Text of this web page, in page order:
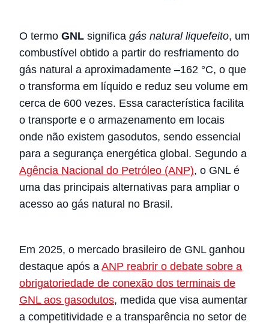
O termo GNL significa gás natural liquefeito, um
combustível obtido a partir do resfriamento do
gás natural a aproximadamente –162 °C, o que
o transforma em líquido e reduz seu volume em
cerca de 600 vezes. Essa característica facilita
o transporte e o armazenamento em locais
onde não existem gasodutos, sendo essencial
para a segurança energética global. Segundo a
Agência Nacional do Petróleo (ANP), o GNL é
uma das principais alternativas para ampliar o
acesso ao gás natural no Brasil.
Em 2025, o mercado brasileiro de GNL ganhou
destaque após a ANP reabrir o debate sobre a
obrigatoriedade de conexão dos terminais de
GNL aos gasodutos, medida que visa aumentar
a competitividade e a transparência no setor de